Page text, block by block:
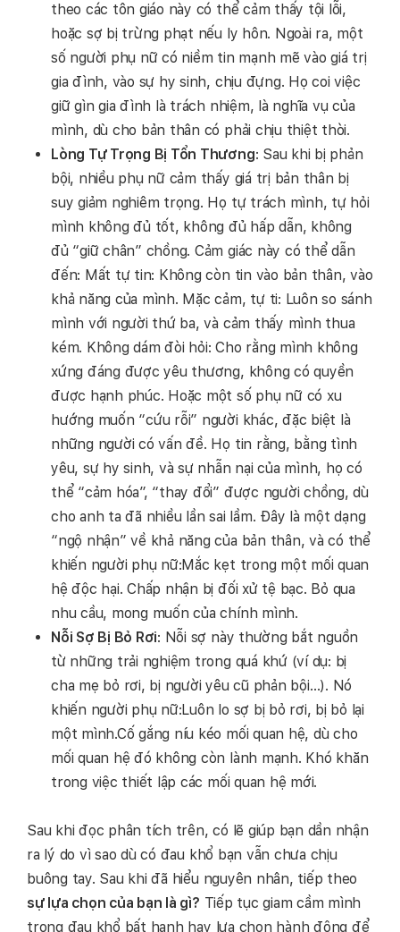
theo các tôn giáo này có thể cảm thấy tội lỗi,
hoặc sợ bị trừng phạt nếu ly hôn. Ngoài ra, một
số người phụ nữ có niềm tin mạnh mẽ vào giá trị
gia đình, vào sự hy sinh, chịu đựng. Họ coi việc
giữ gìn gia đình là trách nhiệm, là nghĩa vụ của
mình, dù cho bản thân có phải chịu thiệt thòi.
Lòng Tự Trọng Bị Tổn Thương: Sau khi bị phản
bội, nhiều phụ nữ cảm thấy giá trị bản thân bị
suy giảm nghiêm trọng. Họ tự trách mình, tự hỏi
mình không đủ tốt, không đủ hấp dẫn, không
đủ “giữ chân” chồng. Cảm giác này có thể dẫn
đến: Mất tự tin: Không còn tin vào bản thân, vào
khả năng của mình. Mặc cảm, tự ti: Luôn so sánh
mình với người thứ ba, và cảm thấy mình thua
kém. Không dám đòi hỏi: Cho rằng mình không
xứng đáng được yêu thương, không có quyền
được hạnh phúc. Hoặc một số phụ nữ có xu
hướng muốn “cứu rỗi” người khác, đặc biệt là
những người có vấn đề. Họ tin rằng, bằng tình
yêu, sự hy sinh, và sự nhẫn nại của mình, họ có
thể “cảm hóa”, “thay đổi” được người chồng, dù
cho anh ta đã nhiều lần sai lầm. Đây là một dạng
“ngộ nhận” về khả năng của bản thân, và có thể
khiến người phụ nữ:Mắc kẹt trong một mối quan
hệ độc hại. Chấp nhận bị đối xử tệ bạc. Bỏ qua
nhu cầu, mong muốn của chính mình.
Nỗi Sợ Bị Bỏ Rơi: Nỗi sợ này thường bắt nguồn
từ những trải nghiệm trong quá khứ (ví dụ: bị
cha mẹ bỏ rơi, bị người yêu cũ phản bội…). Nó
khiến người phụ nữ:Luôn lo sợ bị bỏ rơi, bị bỏ lại
một mình.Cố gắng níu kéo mối quan hệ, dù cho
mối quan hệ đó không còn lành mạnh. Khó khăn
trong việc thiết lập các mối quan hệ mới.
Sau khi đọc phân tích trên, có lẽ giúp bạn dần nhận
ra lý do vì sao dù có đau khổ bạn vẫn chưa chịu
buông tay. Sau khi đã hiểu nguyên nhân, tiếp theo
sự lựa chọn của bạn là gì? Tiếp tục giam cầm mình
trong đau khổ bất hạnh hay lựa chọn hành động để